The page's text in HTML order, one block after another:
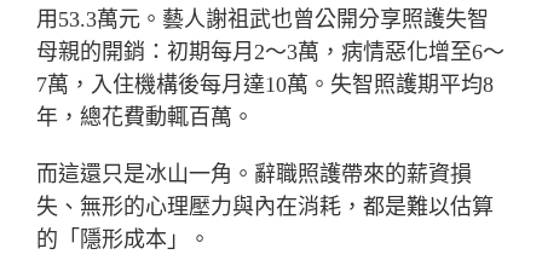
用53.3萬元。藝人謝祖武也曾公開分享照護失智
母親的開銷：初期每月2～3萬，病情惡化增至6～
7萬，入住機構後每月達10萬。失智照護期平均8
年，總花費動輒百萬。
而這還只是冰山一角。辭職照護帶來的薪資損
失、無形的心理壓力與內在消耗，都是難以估算
的「隱形成本」。